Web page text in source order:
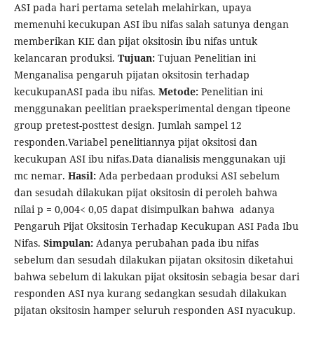
ASI pada hari pertama setelah melahirkan, upaya
memenuhi kecukupan ASI ibu nifas salah satunya dengan
memberikan KIE dan pijat oksitosin ibu nifas untuk
kelancaran produksi. Tujuan:Tujuan Penelitian ini
Menganalisa pengaruh pijatan oksitosin terhadap
kecukupanASI pada ibu nifas. Metode:Penelitian ini
menggunakan peelitian praeksperimental dengan tipeone
group pretest-posttest design. Jumlah sampel 12
responden.Variabel penelitiannya pijat oksitosi dan
kecukupan ASI ibu nifas.Data dianalisis menggunakan uji
mc nemar. Hasil:Ada perbedaan produksi ASI sebelum
dan sesudah dilakukan pijat oksitosin di peroleh bahwa
nilai p = 0,004< 0,05 dapat disimpulkan bahwa adanya
Pengaruh Pijat Oksitosin Terhadap Kecukupan ASI Pada Ibu
Nifas. Simpulan:Adanya perubahan pada ibu nifas
sebelum dan sesudah dilakukan pijatan oksitosin diketahui
bahwa sebelum di lakukan pijat oksitosin sebagia besar dari
responden ASI nya kurang sedangkan sesudah dilakukan
pijatan oksitosin hamper seluruh responden ASI nyacukup.